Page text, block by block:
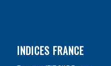
INDICES FRANCE